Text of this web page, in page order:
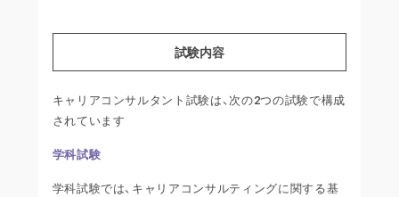
試験内容
キャリアコンサルタント試験は、次の2つの試験で構成
されています
学科試験
学科試験では、キャリアコンサルティングに関する基